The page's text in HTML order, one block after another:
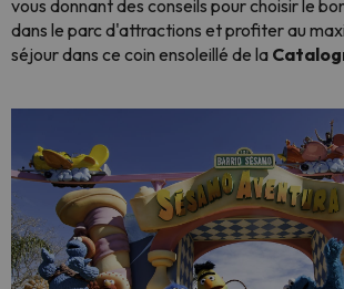
vous donnant des conseils pour choisir le
dans le parc d'attractions et profiter au
séjour dans ce coin ensoleillé de la